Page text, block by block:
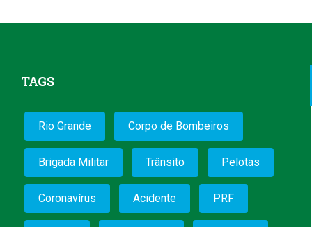
TAGS
Rio Grande Corpo de Bombeiros
Brigada Militar Trânsito Pelotas
Coronavírus Acidente PRF